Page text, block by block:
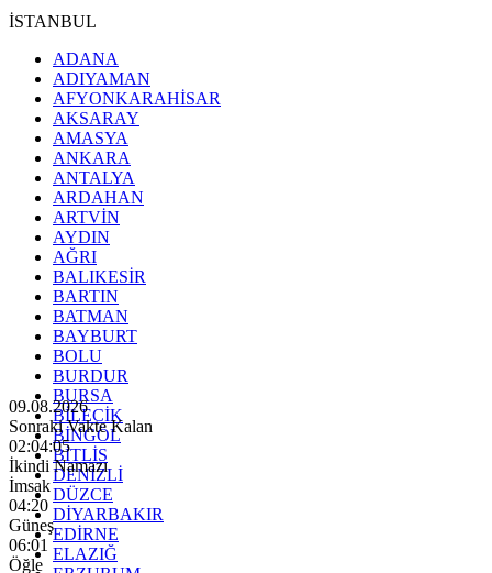
İSTANBUL
ADANA
ADIYAMAN
AFYONKARAHİSAR
AKSARAY
AMASYA
ANKARA
ANTALYA
ARDAHAN
ARTVİN
AYDIN
AĞRI
BALIKESİR
BARTIN
BATMAN
BAYBURT
BOLU
BURDUR
BURSA
BİLECİK
BİNGÖL
BİTLİS
DENİZLİ
DÜZCE
DİYARBAKIR
EDİRNE
ELAZIĞ
09.08.2026
Sonraki Vakte Kalan
02:04:04
İkindi Namazı
İmsak
04:20
Güneş
06:01
Öğle